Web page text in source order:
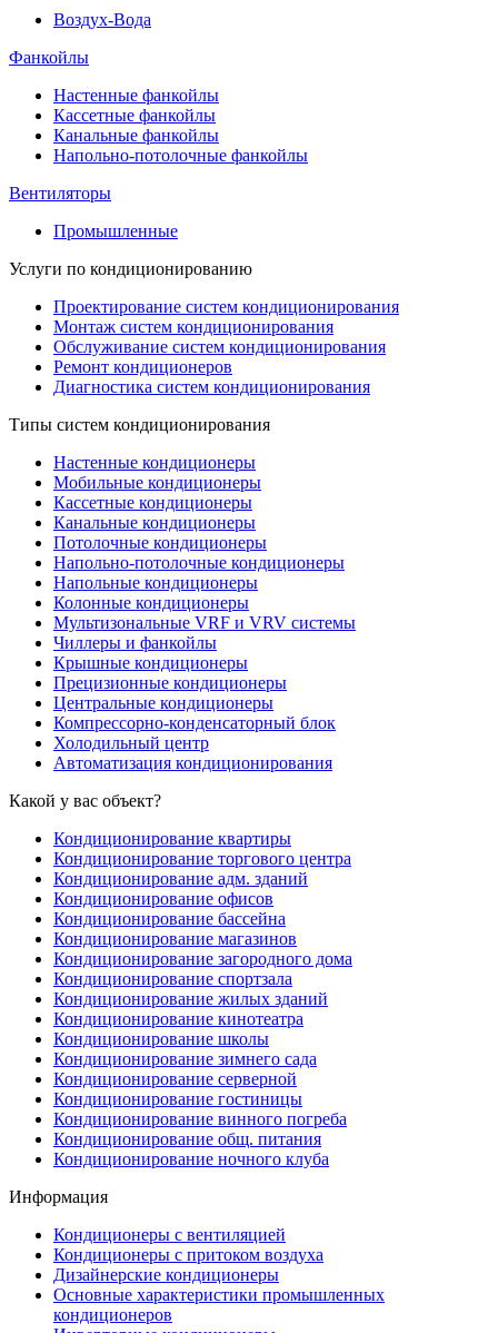
Воздух-Вода
Фанкойлы
Настенные фанкойлы
Кассетные фанкойлы
Канальные фанкойлы
Напольно-потолочные фанкойлы
Вентиляторы
Промышленные
Услуги по кондиционированию
Проектирование систем кондиционирования
Монтаж систем кондиционирования
Обслуживание систем кондиционирования
Ремонт кондиционеров
Диагностика систем кондиционирования
Типы систем кондиционирования
Настенные кондиционеры
Мобильные кондиционеры
Кассетные кондиционеры
Канальные кондиционеры
Потолочные кондиционеры
Напольно-потолочные кондиционеры
Напольные кондиционеры
Колонные кондиционеры
Мультизональные VRF и VRV системы
Чиллеры и фанкойлы
Крышные кондиционеры
Прецизионные кондиционеры
Центральные кондиционеры
Компрессорно-конденсаторный блок
Холодильный центр
Автоматизация кондиционирования
Какой у вас объект?
Кондиционирование квартиры
Кондиционирование торгового центра
Кондиционирование адм. зданий
Кондиционирование офисов
Кондиционирование бассейна
Кондиционирование магазинов
Кондиционирование загородного дома
Кондиционирование спортзала
Кондиционирование жилых зданий
Кондиционирование кинотеатра
Кондиционирование школы
Кондиционирование зимнего сада
Кондиционирование серверной
Кондиционирование гостиницы
Кондиционирование винного погреба
Кондиционирование общ. питания
Кондиционирование ночного клуба
Информация
Кондиционеры с вентиляцией
Кондиционеры с притоком воздуха
Дизайнерские кондиционеры
Основные характеристики промышленных
кондиционеров